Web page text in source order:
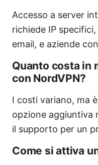
Accesso a server
richiede IP
email, e aziende
Quanto costa in
con NordVPN?
I costi variano, ma
opzione aggiuntiva
il supporto per un
Come si attiva